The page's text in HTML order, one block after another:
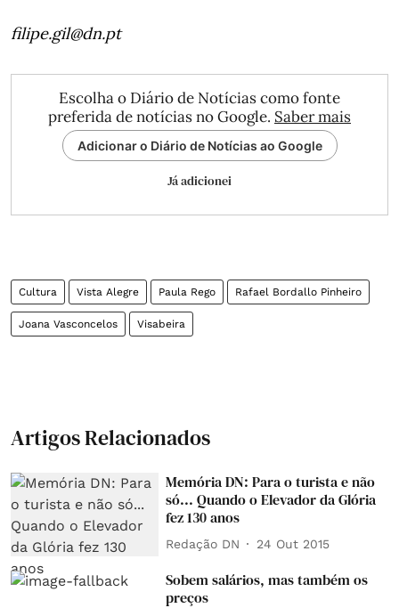
filipe.gil@dn.pt
Escolha o Diário de Notícias como fonte
preferida de notícias no Google. Saber mais
Adicionar o Diário de Notícias ao Google
Já adicionei
Cultura Vista Alegre Paula Rego Rafael Bordallo Pinheiro
Joana Vasconcelos Visabeira
Artigos Relacionados
Memória DN: Para o turista e não
só... Quando o Elevador da Glória
fez 130 anos
Redação DN 24 Out 2015
Sobem salários, mas também os
preços